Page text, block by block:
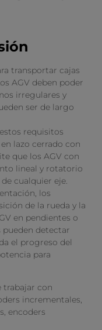
transportar cajas
AGV deben poder
irregulares y
ser de largo
requisitos
lazo cerrado con
que los AGV con
lineal y rotatorio
cualquier eje.
los
de la rueda y la
en pendientes o
pueden detectar
el progreso del
para
trabajar con
incrementales,
encoders